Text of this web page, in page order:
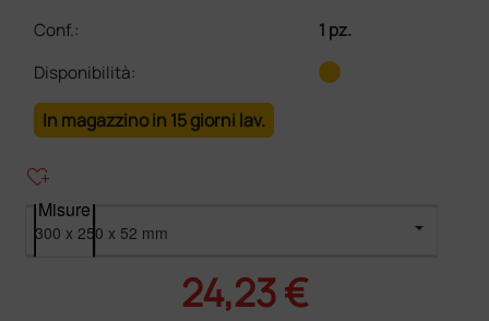
Conf.:
1 pz.
Disponibilità:
In magazzino in 15 giorni lav.
heart_plus
Misure
24,23 €